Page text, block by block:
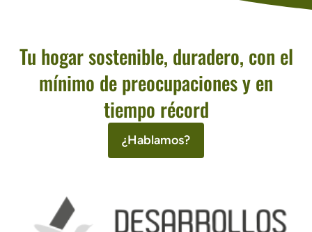
Tu hogar sostenible, duradero, con el
mínimo de preocupaciones y en
tiempo récord
¿Hablamos?